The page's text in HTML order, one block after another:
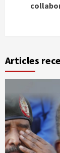
Articles